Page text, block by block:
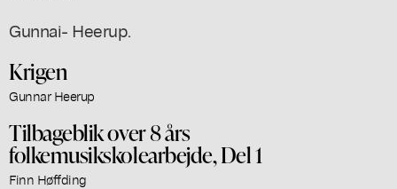
Gunnai- Heerup.
Krigen
Gunnar Heerup
Tilbageblik over 8 års
folkemusikskolearbejde, Del 1
Finn Høffding